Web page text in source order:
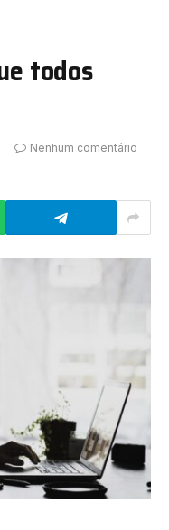
todos
Nenhum comentário